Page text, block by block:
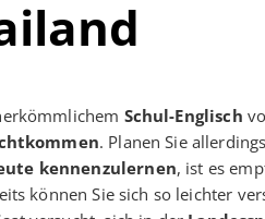
Schul-Englisch
. Planen Sie
kennenzulernen, ist es
können Sie sich so leichter